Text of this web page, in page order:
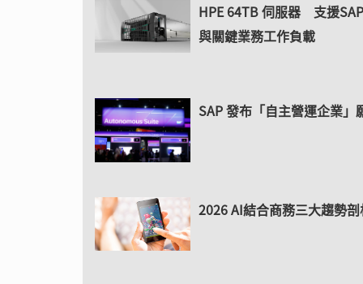
HPE 64TB 伺服器 支援
與關鍵業務工作負載
SAP 發布「自主營運企業」
2026 AI結合商務三大趨勢